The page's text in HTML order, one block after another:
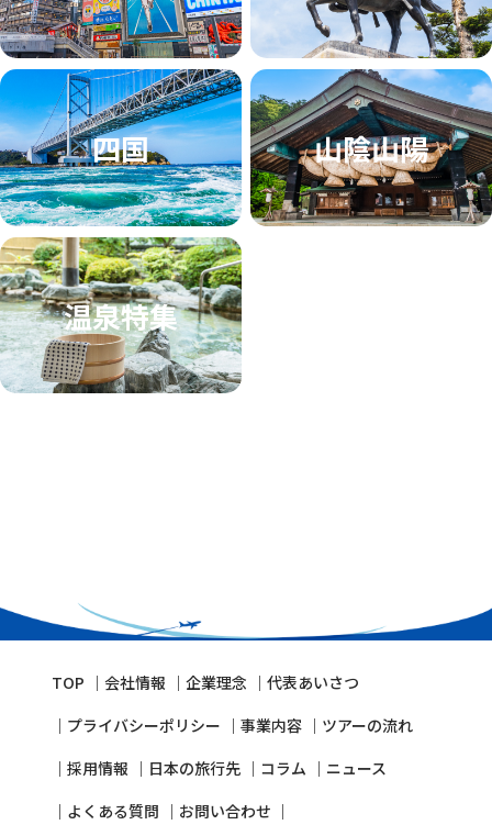
四国 山陰山陽
温泉特集
TOP 会社情報 企業理念
代表あいさつ
プライバシーポリシー
事業内容
ツアーの流れ
採⽤情報
⽇本の旅⾏先 コラム
ニュース
よくある質問
お問い合わせ